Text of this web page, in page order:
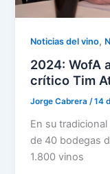
Noticias del vino,
2024: WofA
crítico Tim
Jorge Cabrera/14
En su
de 40 bodegas
1.800 vinos